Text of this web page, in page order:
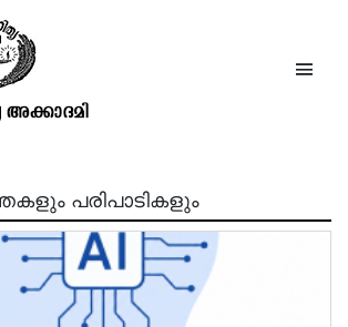
പരിപാടികളും